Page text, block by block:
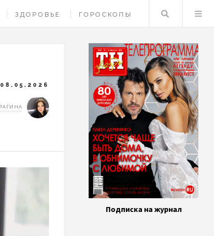
ЗДОРОВЬЕ ГОРОСКОПЫ Поиск
08.05.2026
Подписка на журнал